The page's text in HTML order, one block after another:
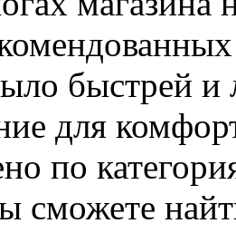
быстрей и
для
по
сможете